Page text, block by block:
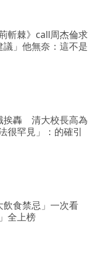
斬棘》call周杰倫求
」他無奈：這不是
挨轟 清大校長高為
很罕見」：的確引
飲食禁忌」一次看
全上榜